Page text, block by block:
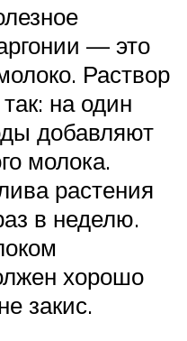
— это
Раствор
на один
добавляют
молока.
растения
в неделю.
хорошо
закис.